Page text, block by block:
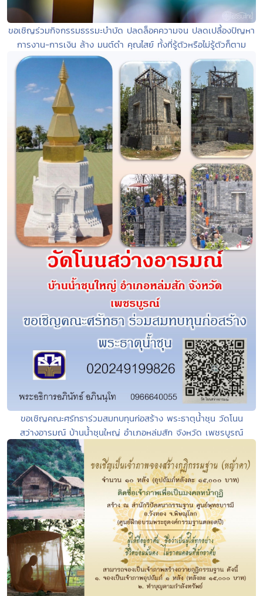
ขอเชิญร่วมกิจกรรมธรรมะบำบัด ปลดล็อคความจน ปลดเปลื้องปัญหา
การงาน-การเงิน ล้าง มนต์ดำ คุณไสย์ ทั้งที่รู้ตัวหรือไม่รู้ตัวก็ตาม
ขอเชิญคณะศรัทธาร่วมสมทบทุนก่อสร้าง พระธาตุน้ำชุน วัดโนน
สว่างอารมณ์ บ้านน้ำชุนใหญ่ อำเภอหล่มสัก จังหวัด เพชรบูรณ์